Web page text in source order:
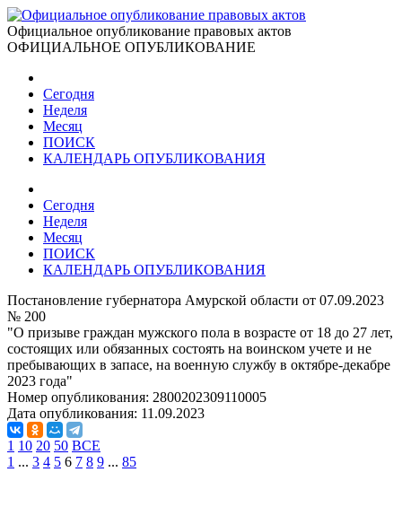
Официальное опубликование правовых актов
ОФИЦИАЛЬНОЕ ОПУБЛИКОВАНИЕ
Сегодня
Неделя
Месяц
ПОИСК
КАЛЕНДАРЬ ОПУБЛИКОВАНИЯ
Сегодня
Неделя
Месяц
ПОИСК
КАЛЕНДАРЬ ОПУБЛИКОВАНИЯ
Постановление губернатора Амурской области от 07.09.2023
№ 200
"О призыве граждан мужского пола в возрасте от 18 до 27 лет,
состоящих или обязанных состоять на воинском учете и не
пребывающих в запасе, на военную службу в октябре-декабре
2023 года"
Номер опубликования: 2800202309110005
Дата опубликования: 11.09.2023
1 10 20 50 ВСЕ
1 ... 3 4 5 6 7 8 9 ... 85